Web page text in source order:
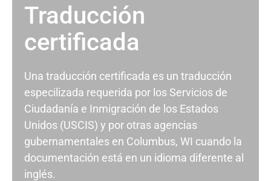
Traducción
certificada
Una traducción certificada es un traducción
especilizada requerida por los Servicios de
Ciudadanía e Inmigración de los Estados
Unidos (USCIS) y por otras agencias
gubernamentales en Columbus, WI cuando la
documentación está en un idioma diferente al
inglés.